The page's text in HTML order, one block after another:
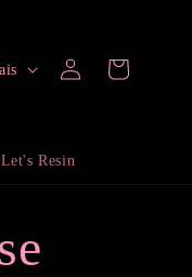
Let's Resin
Connexion Panier